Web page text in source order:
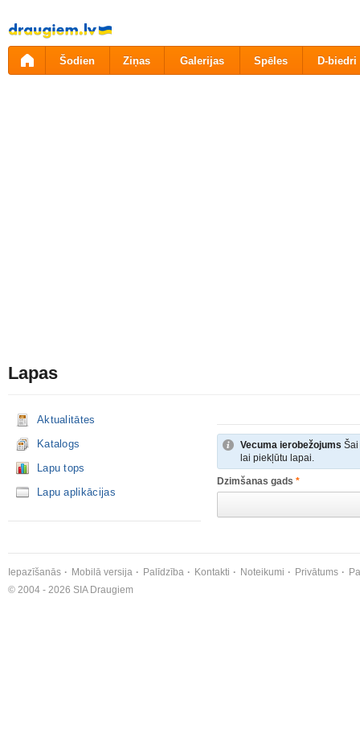
Pāriet
uz
saturu
Šodien Ziņas Galerijas Spēles D-biedri
Lapas
Aktualitātes
Katalogs
Lapu tops
Lapu aplikācijas
Vecuma ierobežojums Šai
lai piekļūtu lapai.
Dzimšanas gads *
Iepazīšanās Mobilā versija Palīdzība Kontakti Noteikumi Privātums
© 2004 - 2026 SIA Draugiem